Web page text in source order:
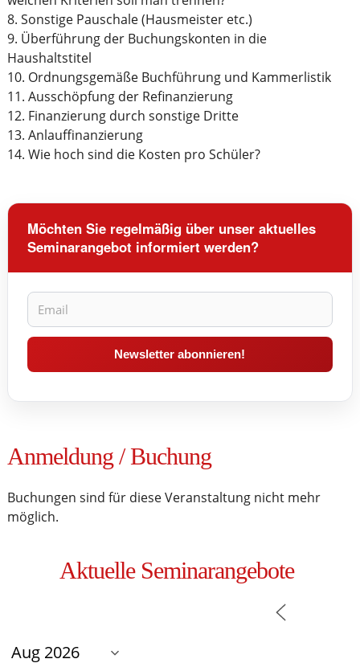
8. Sonstige Pauschale (Hausmeister etc.)
9. Überführung der Buchungskonten in die
Haushaltstitel
10. Ordnungsgemäße Buchführung und Kammerlistik
11. Ausschöpfung der Refinanzierung
12. Finanzierung durch sonstige Dritte
13. Anlauffinanzierung
14. Wie hoch sind die Kosten pro Schüler?
Möchten Sie regelmäßig über unser aktuelles
Seminarangebot informiert werden?
Anmeldung / Buchung
Buchungen sind für diese Veranstaltung nicht mehr
möglich.
Aktuelle Seminarangebote